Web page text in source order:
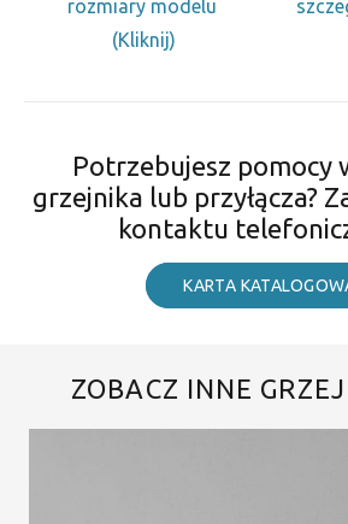
rozmiary modelu
(Kliknij)
Potrzebujesz pomocy
grzejnika lub przyłącza?
kontaktu
KARTA
ZOBACZ INNE